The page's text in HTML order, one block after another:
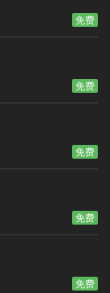
免费
免费
免费
免费
免费